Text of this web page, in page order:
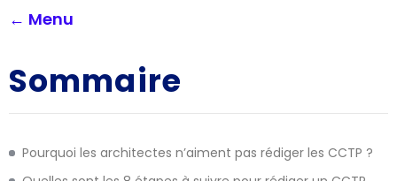
← Menu
Sommaire
Pourquoi les architectes n’aiment pas rédiger les CCTP ?